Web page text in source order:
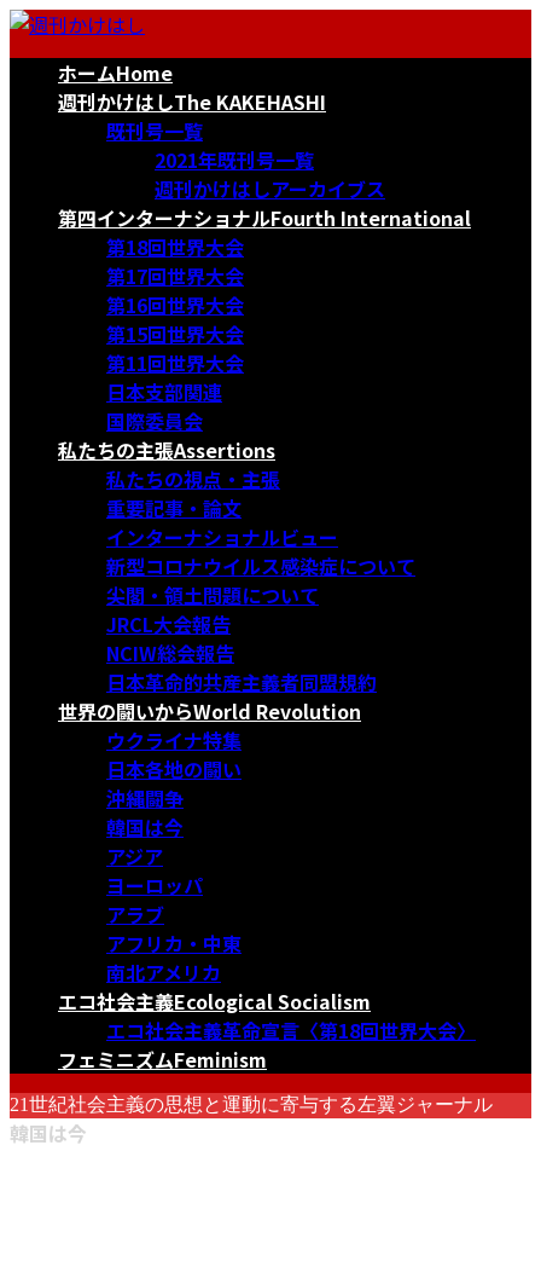
コ
ナ
ホームHome
週刊かけはしThe KAKEHASHI
既刊号一覧
2021年既刊号一覧
週刊かけはしアーカイブス
第四インターナショナルFourth International
第18回世界大会
第17回世界大会
第16回世界大会
第15回世界大会
第11回世界大会
日本支部関連
国際委員会
私たちの主張Assertions
私たちの視点・主張
重要記事・論文
インターナショナルビュー
新型コロナウイルス感染症について
尖閣・領土問題について
JRCL大会報告
NCIW総会報告
日本革命的共産主義者同盟規約
世界の闘いからWorld Revolution
ウクライナ特集
日本各地の闘い
沖縄闘争
韓国は今
アジア
ヨーロッパ
アラブ
アフリカ・中東
南北アメリカ
エコ社会主義Ecological Socialism
エコ社会主義革命宣言〈第18回世界大会〉
フェミニズムFeminism
21世紀社会主義の思想と運動に寄与する左翼ジャーナル
韓国は今